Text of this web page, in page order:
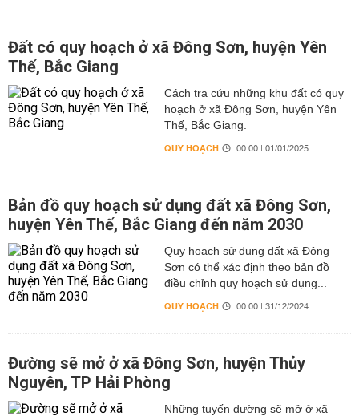
Đất có quy hoạch ở xã Đông Sơn, huyện Yên
Thế, Bắc Giang
Cách tra cứu những khu đất có quy
hoạch ở xã Đông Sơn, huyện Yên
Thế, Bắc Giang.
QUY HOẠCH 00:00 | 01/01/2025
Bản đồ quy hoạch sử dụng đất xã Đông Sơn,
huyện Yên Thế, Bắc Giang đến năm 2030
Quy hoạch sử dụng đất xã Đông
Sơn có thể xác định theo bản đồ
điều chỉnh quy hoạch sử dụng...
QUY HOẠCH 00:00 | 31/12/2024
Đường sẽ mở ở xã Đông Sơn, huyện Thủy
Nguyên, TP Hải Phòng
Những tuyến đường sẽ mở ở xã